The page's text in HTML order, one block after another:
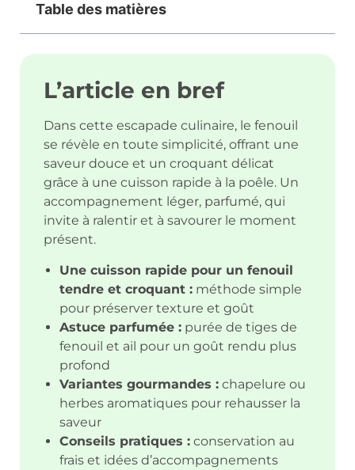
Table des matières
L’article en bref
Dans cette escapade culinaire, le fenouil
se révèle en toute simplicité, offrant une
saveur douce et un croquant délicat
grâce à une cuisson rapide à la poêle. Un
accompagnement léger, parfumé, qui
invite à ralentir et à savourer le moment
présent.
Une cuisson rapide pour un fenouil
tendre et croquant : méthode simple
pour préserver texture et goût
Astuce parfumée : purée de tiges de
fenouil et ail pour un goût rendu plus
profond
Variantes gourmandes : chapelure ou
herbes aromatiques pour rehausser la
saveur
Conseils pratiques : conservation au
frais et idées d’accompagnements